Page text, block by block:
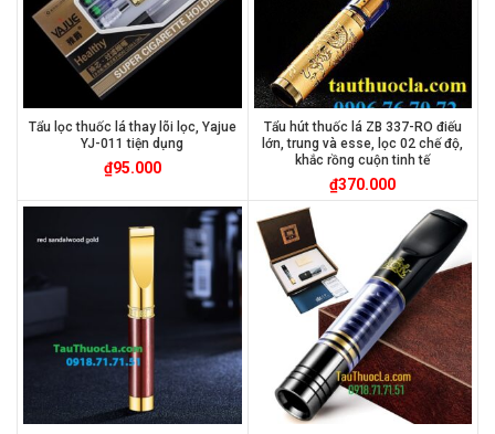
Tẩu lọc thuốc lá thay lõi lọc, Yajue
YJ-011 tiện dụng
₫95.000
Tẩu hút thuốc lá ZB 337-RO điếu
lớn, trung và esse, lọc 02 chế độ,
khắc rồng cuộn tinh tế
₫370.000